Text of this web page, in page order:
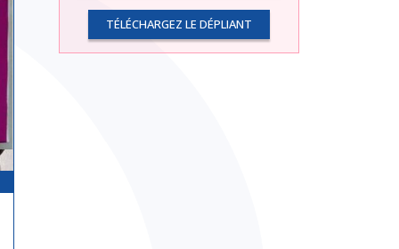
TÉLÉCHARGEZ LE DÉPLIANT